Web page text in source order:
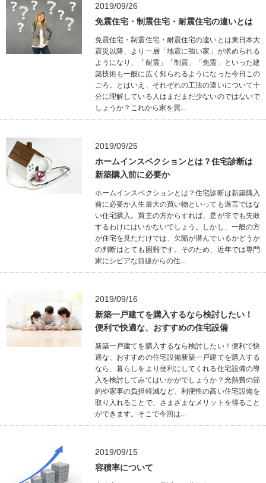
2019/09/26
免震住宅・制震住宅・耐震住宅の違いとは
免震住宅・制震住宅・耐震住宅の違いとは東日本大
震災以降、より一層「地震に強い家」が求められる
ようになり、「耐震」「制震」「免震」といった建
築技術も一般に広く知られるようになった今日この
ごろ。とはいえ、それぞれの工法の違いについて十
分に理解している人はまだまだ少ないのではないで
しょうか？これから家を買...
2019/09/25
ホームインスペクションとは？住宅診断は
新築購入前に必要か
ホームインスペクションとは？住宅診断は新築購入
前に必要か人生最大の買い物といっても過言ではな
い住宅購入。買主の方からすれば、是が非でも失敗
するわけにはいかないでしょう。しかし、一般の方
が住宅を見ただけでは、欠陥が潜んでいるかどうか
の判断はとても困難です。そのため、近年では専門
家にシビアな目線からの住...
2019/09/16
新築一戸建てを購入するなら検討したい！
便利で快適な、おすすめの住宅設備
新築一戸建てを購入するなら検討したい！便利で快
適な、おすすめの住宅設備新築一戸建てを購入する
なら、暮らしをより便利にしてくれる住宅設備の導
入を検討してみてはいかがでしょうか？光熱費の節
約や家事の負担軽減など、利便性の高い住宅設備を
取り入れることで、さまざまなメリットを得ること
ができます。そこで今回は...
2019/09/15
容積率について